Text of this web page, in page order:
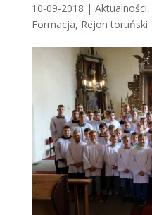
10-09-2018 | Aktualności,
Formacja, Rejon toruński